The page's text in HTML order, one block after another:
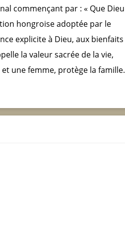
commençant par : « Que Dieu
hongroise adoptée par le
explicite à Dieu, aux bienfaits
la valeur sacrée de la vie,
une femme, protège la famille.